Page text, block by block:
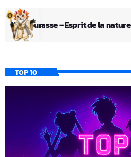
Kid Fourasse – Esprit de la nature
TOP 10